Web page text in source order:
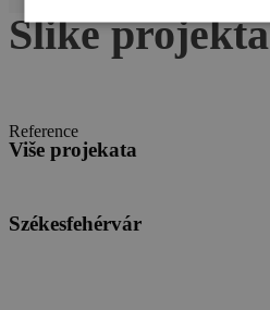
Slike projekta
Reference
Više projekata
Székesfehérvár